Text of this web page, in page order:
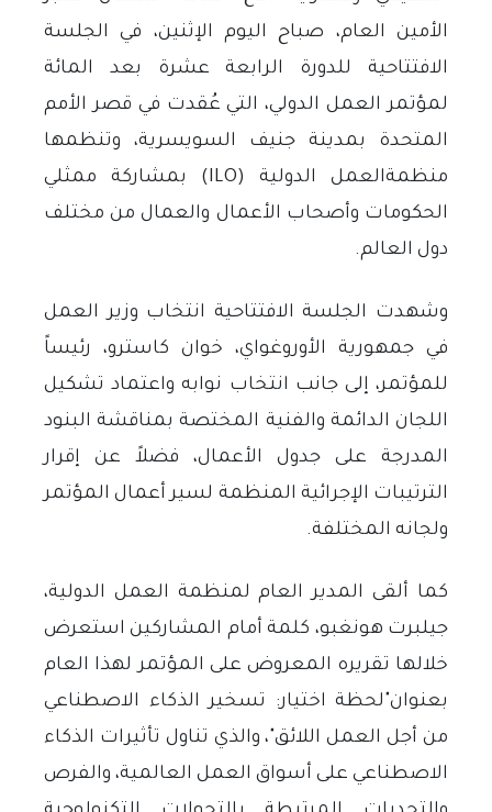
الأمين العام، صباح اليوم الإثنين، في الجلسة
الافتتاحية للدورة الرابعة عشرة بعد المائة
لمؤتمر العمل الدولي، التي عُقدت في قصر الأمم
المتحدة بمدينة جنيف السويسرية، وتنظمها
منظمةالعمل الدولية (ILO
)
بمشاركة ممثلي
الحكومات وأصحاب الأعمال والعمال من مختلف
دول العالم.
وشهدت الجلسة الافتتاحية انتخاب وزير العمل
في جمهورية الأوروغواي، خوان كاسترو، رئيساً
للمؤتمر، إلى جانب انتخاب نوابه واعتماد تشكيل
اللجان الدائمة والفنية المختصة بمناقشة البنود
المدرجة على جدول الأعمال، فضلاً عن إقرار
الترتيبات الإجرائية المنظمة لسير أعمال المؤتمر
ولجانه المختلفة.
كما ألقى المدير العام لمنظمة العمل الدولية،
جيلبرت هونغبو، كلمة أمام المشاركين استعرض
خلالها تقريره المعروض على المؤتمر لهذا العام
بعنوان"لحظة اختيار: تسخير الذكاء الاصطناعي
من أجل العمل اللائق"، والذي تناول تأثيرات الذكاء
الاصطناعي على أسواق العمل العالمية، والفرص